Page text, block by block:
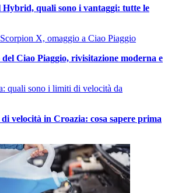
quali sono i vantaggi: tutte le
Ciao Piaggio, rivisitazione moderna e
velocità in Croazia: cosa sapere prima